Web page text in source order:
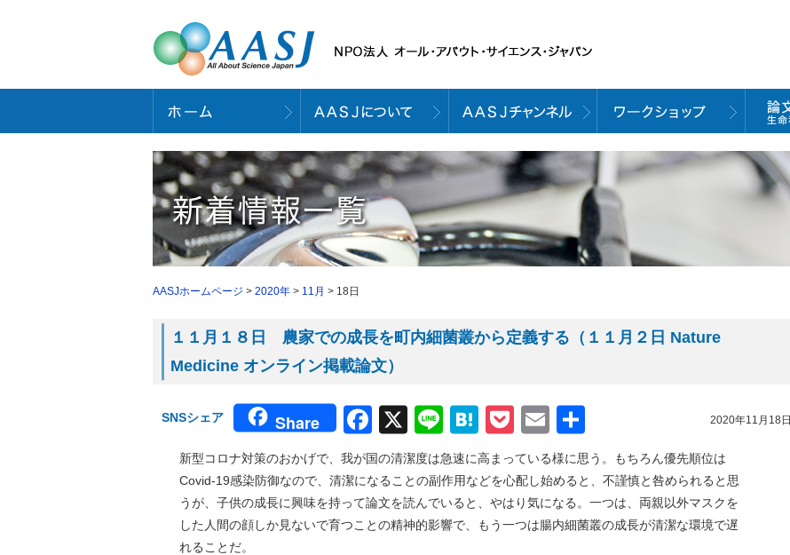
AASJホームページ > 2020年 > 11月 > 18日
１１月１８日 農家での成長を町内細菌叢から定義する（１１月２日 Nature
Medicine オンライン掲載論文）
2020年11月18日
SNSシェア Share Facebook
X LineHatena
Pocket
Email
有
新型コロナ対策のおかげで、我が国の清潔度は急速に高まっている様に思う。もちろん優先順位は
Covid-19感染防御なので、清潔になることの副作用などを心配し始めると、不謹慎と咎められると思
うが、子供の成長に興味を持って論文を読んでいると、やはり気になる。一つは、両親以外マスクを
した人間の顔しか見ないで育つことの精神的影響で、もう一つは腸内細菌叢の成長が清潔な環境で遅
れることだ。